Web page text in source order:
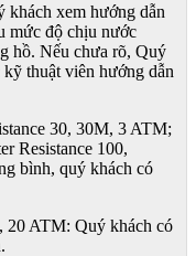
khách xem hướng dẫn
mức độ chịu nước
hồ. Nếu chưa rõ, Quý
thuật viên hướng dẫn
30, 30M, 3 ATM;
Resistance 100,
bình, quý khách có
20 ATM: Quý khách có